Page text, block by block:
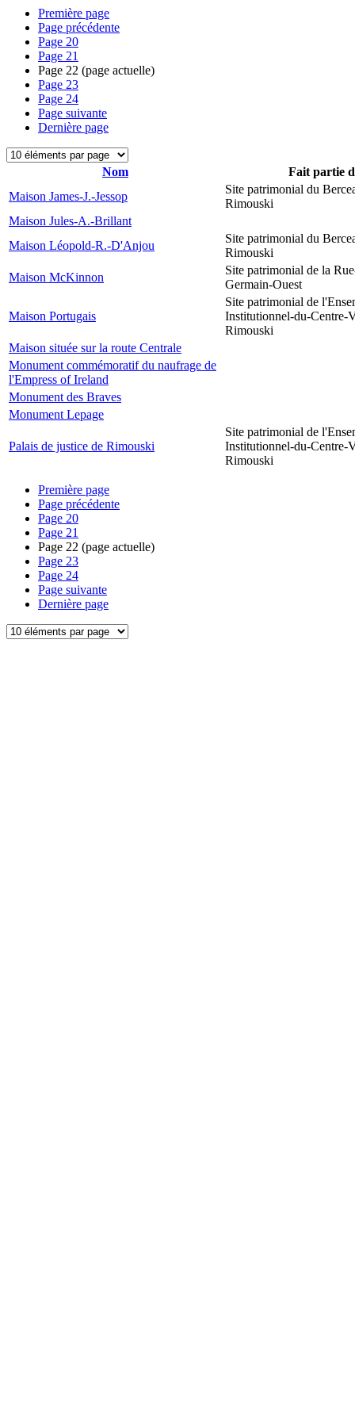
Première page
Page précédente
Page 20
Page 21
Page 22 (page actuelle)
Page 23
Page 24
Page suivante
Dernière page
Nom
Fait partie
Maison James-J.-Jessop
Site patrimonial du
Rimouski
Maison Jules-A.-Brillant
Maison Léopold-R.-D'Anjou
Site patrimonial du
Rimouski
Maison McKinnon
Site patrimonial de la
Germain-Ouest
Maison Portugais
Site patrimonial de
Institutionnel-du-Centre-
Rimouski
Maison située sur la route Centrale
Monument commémoratif du naufrage de
l'Empress of Ireland
Monument des Braves
Monument Lepage
Palais de justice de Rimouski
Site patrimonial de
Institutionnel-du-Centre-
Rimouski
Première page
Page précédente
Page 20
Page 21
Page 22 (page actuelle)
Page 23
Page 24
Page suivante
Dernière page